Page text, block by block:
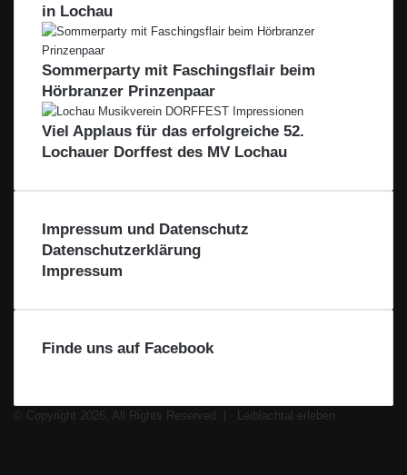
in Lochau
Sommerparty mit Faschingsflair beim
Hörbranzer Prinzenpaar
Viel Applaus für das erfolgreiche 52.
Lochauer Dorffest des MV Lochau
Impressum und Datenschutz
Datenschutzerklärung
Impressum
Finde uns auf Facebook
© Copyright 2026, All Rights Reserved |
Leiblachtal erleben